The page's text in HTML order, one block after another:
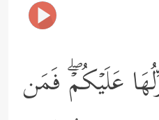
عَلَیۡكُمۡۖ فَمَن